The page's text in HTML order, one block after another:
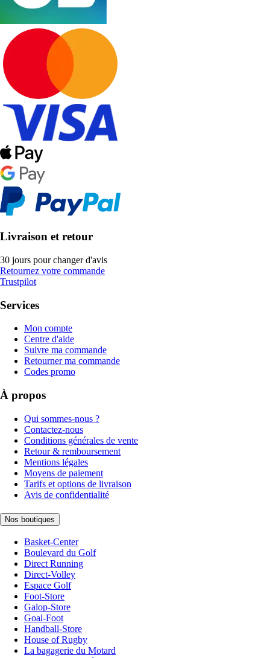
Livraison et retour
30 jours pour changer d'avis
Retournez votre commande
Trustpilot
Services
Mon compte
Centre d'aide
Suivre ma commande
Retourner ma commande
Codes promo
À propos
Qui sommes-nous ?
Contactez-nous
Conditions générales de vente
Retour & remboursement
Mentions légales
Moyens de paiement
Tarifs et options de livraison
Avis de confidentialité
Nos boutiques
Basket-Center
Boulevard du Golf
Direct Running
Direct-Volley
Espace Golf
Foot-Store
Galop-Store
Goal-Foot
Handball-Store
House of Rugby
La bagagerie du Motard